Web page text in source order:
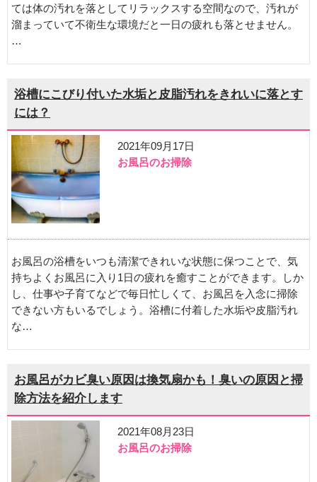
ては体の汚れを落としてリラックスする空間なので、汚れが
溜まっていて不衛生な環境だと一日の疲れも落とせません。
…
浴槽にこびり付いた水垢と皮脂汚れをきれいに落とす
には？
2021年09月17日
お風呂のお掃除
お風呂の浴槽をいつも清潔できれいな状態に保つことで、気
持ちよくお風呂に入り1日の疲れを癒すことができます。しか
し、仕事や子育てなどで毎日忙しくて、お風呂を入念に掃除
できない方もいるでしょう。浴槽に付着した水垢や皮脂汚れ
な…
お風呂がカビ臭い原因は換気扇かも！臭いの原因と掃
除方法を紹介します
2021年08月23日
お風呂のお掃除